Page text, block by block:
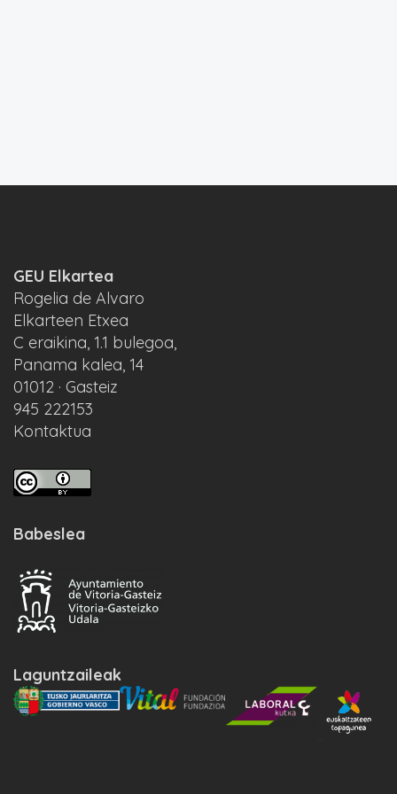
GEU Elkartea
Rogelia de Alvaro
Elkarteen Etxea
C eraikina, 1.1 bulegoa,
Panama kalea, 14
01012 · Gasteiz
945 222153
Kontaktua
Babeslea
Laguntzaileak